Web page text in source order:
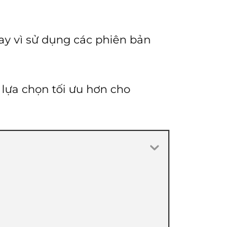
vì sử dụng các phiên bản
chọn tối ưu hơn cho